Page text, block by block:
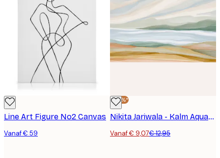
Line Art Figure No2 Canvas
Vanaf € 59
-30%*
Nikita Jariwala - Kalm Aquarel Landschap Poster
Vanaf € 9,07€ 12,95